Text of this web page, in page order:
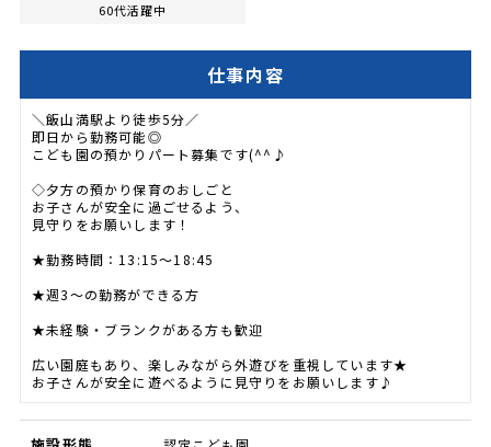
60代活躍中
仕事内容
＼飯山満駅より徒歩5分／
即日から勤務可能◎
こども園の預かりパート募集です(^^♪
◇夕方の預かり保育のおしごと
お子さんが安全に過ごせるよう、
見守りをお願いします！
★勤務時間：13:15～18:45
★週3～の勤務ができる方
★未経験・ブランクがある方も歓迎
広い園庭もあり、楽しみながら外遊びを重視しています★
お子さんが安全に遊べるように見守りをお願いします♪